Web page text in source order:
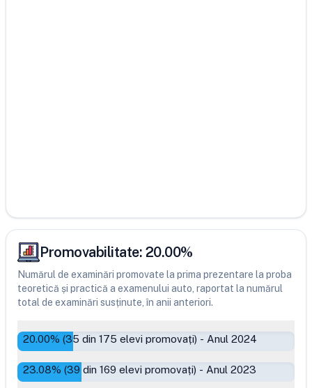
Promovabilitate: 20.00%
Numărul de examinări promovate la prima prezentare la proba
teoretică și practică a examenului auto, raportat la numărul
total de examinări susținute, în anii anteriori.
20.00% (35 din 175 elevi promovați) - Anul 2024
23.08% (39 din 169 elevi promovați) - Anul 2023